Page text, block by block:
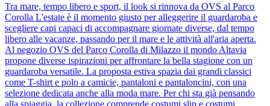
Tra mare, tempo libero e sport, il look si rinnova da OVS al Parco
Corolla L'estate è il momento giusto per alleggerire il guardaroba e
scegliere capi capaci di accompagnare giornate diverse, dal tempo
libero alle vacanze, passando per il mare e le attività all'aria aperta.
Al negozio OVS del Parco Corolla di Milazzo il mondo Altavia
propone diverse ispirazioni per affrontare la bella stagione con un
guardaroba versatile. La proposta estiva spazia dai grandi classici
come T-shirt e polo a camicie, pantaloni e pantaloncini, con una
selezione dedicata anche alla moda mare. Per chi sta già pensando
alla spiaggia, la collezione comprende costumi slip e costumi